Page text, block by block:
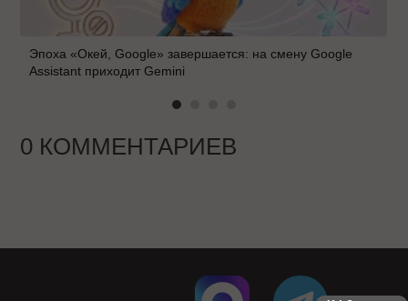
Эпоха «Окей, Google» завершается: на смену Google
Assistant приходит Gemini
0 КОММЕНТАРИЕВ